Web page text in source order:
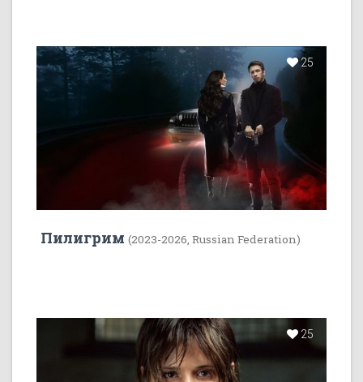
25
Пилигрим (2023-2026, Russian Federation)
25